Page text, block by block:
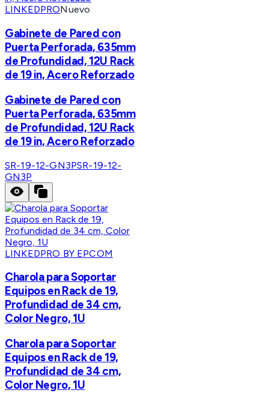
LINKEDPRONuevo
Gabinete de Pared con
Puerta Perforada, 635mm
de Profundidad, 12U Rack
de 19 in, Acero Reforzado
Gabinete de Pared con
Puerta Perforada, 635mm
de Profundidad, 12U Rack
de 19 in, Acero Reforzado
SR-19-12-GN3PSR-19-12-
GN3P
LINKEDPRO BY EPCOM
Charola para Soportar
Equipos en Rack de 19,
Profundidad de 34 cm,
Color Negro, 1U
Charola para Soportar
Equipos en Rack de 19,
Profundidad de 34 cm,
Color Negro, 1U